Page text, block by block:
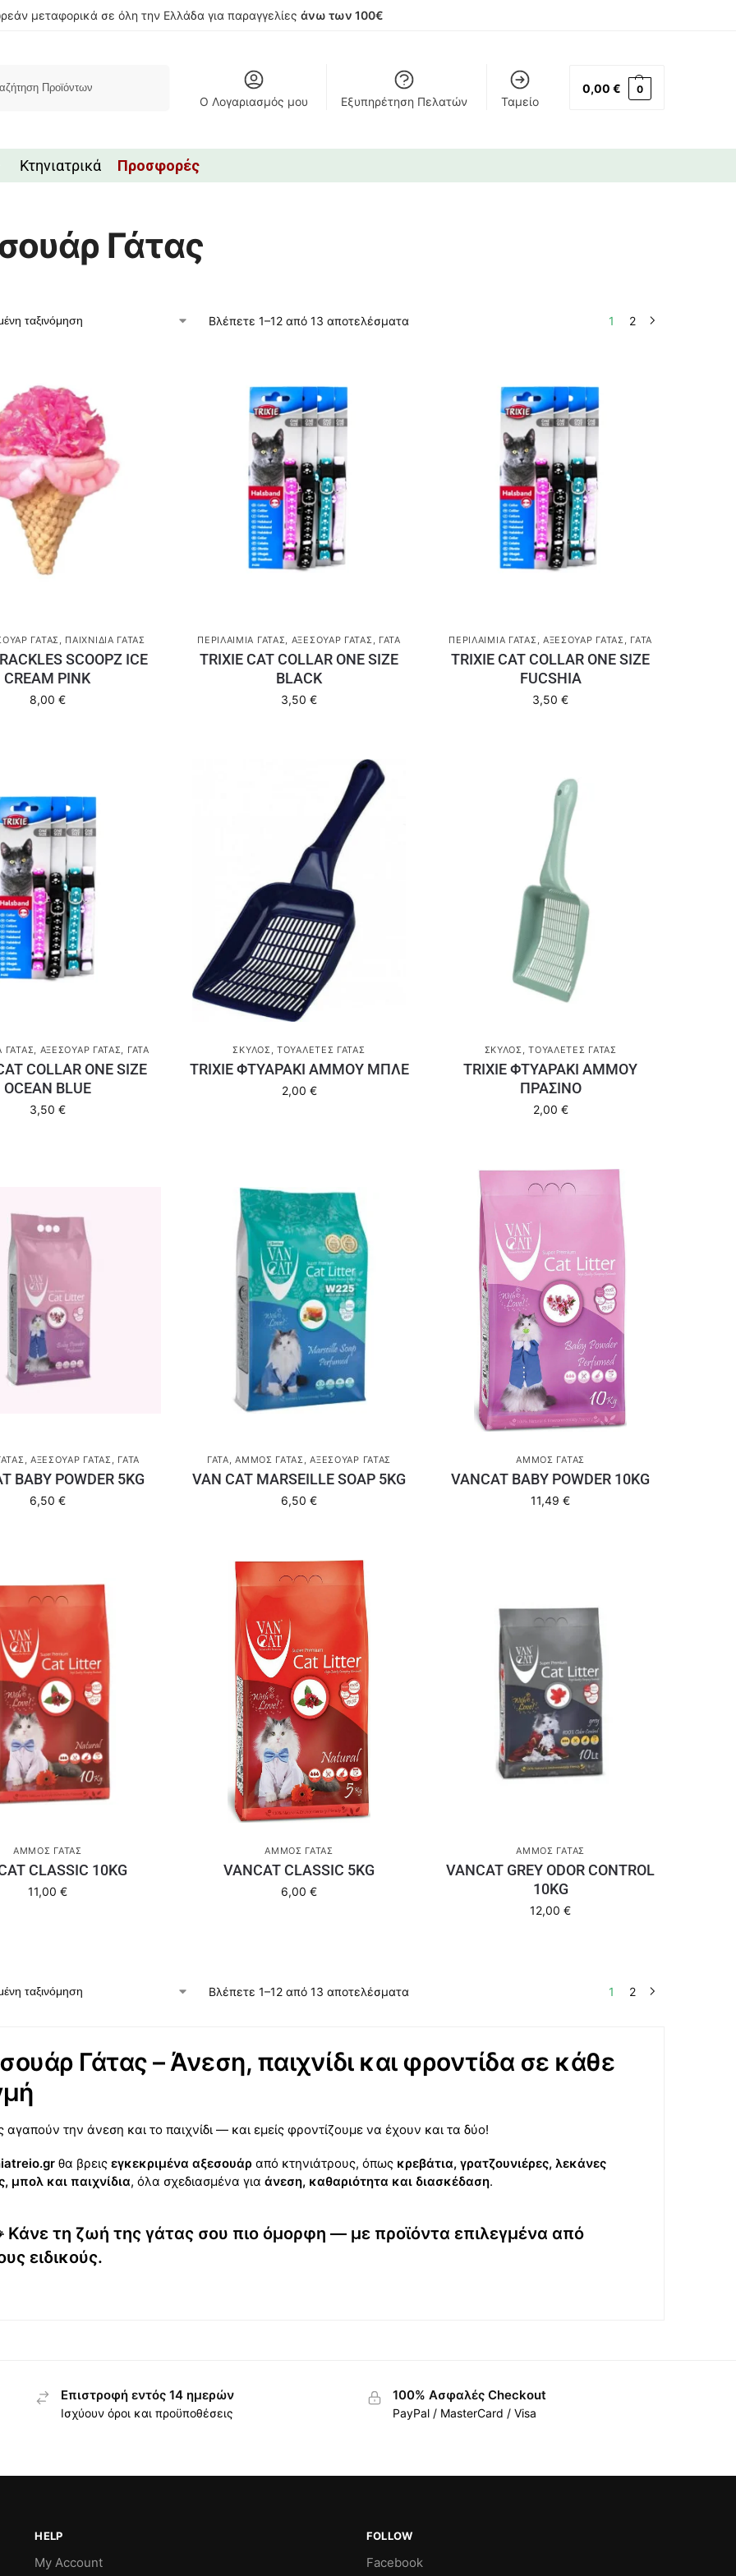
μεταφορικά σε όλη την Ελλάδα για παραγγελίες άνω των 100€
Ο Λογαριασμός μου Εξυπηρέτηση Πελατών Ταμείο
0,00 € 0
Κτηνιατρικά Προσφορές
Γάτας
Βλέπετε 1–12 από 13 αποτελέσματα 1 2
ΓΆΤΑΣ ΠΑΙΧΝΊΔΙΑ ΓΆΤΑΣ
SCOOPZ ICE
CREAM PINK
8,00 €
ΠΕΡΙΛΑΊΜΙΑ ΓΆΤΑΣ ΑΞΕΣΟΥΆΡ ΓΆΤΑΣ ΓΆΤΑ
TRIXIE CAT COLLAR ONE SIZE
BLACK
3,50 €
ΠΕΡΙΛΑΊΜΙΑ ΓΆΤΑΣ ΑΞΕΣΟΥΆΡ ΓΆΤΑΣ ΓΆΤΑ
TRIXIE CAT COLLAR ONE SIZE
FUCSHIA
3,50€
ΓΆΤΑΣ ΑΞΕΣΟΥΆΡ ΓΆΤΑΣ ΓΆΤΑ
COLLAR ONE SIZE
OCEAN BLUE
3,50 €
ΣΚΎΛΟΣ ,ΤΟΥΑΛΈΤΕΣ ΓΆΤΑΣ
TRIXIE ΦΤΥΑΡΑΚΙ ΑΜΜΟΥ ΜΠΛΕ
2,00 €
ΣΚΎΛΟΣ ,ΤΟΥΑΛΈΤΕΣ ΓΆΤΑΣ
TRIXIE ΦΤΥΑΡΑΚΙ ΑΜΜΟΥ
ΠΡΑΣΙΝΟ
2,00 €
ΑΞΕΣΟΥΆΡ ΓΆΤΑΣ ΓΆΤΑ
BABY POWDER 5KG
6,50 €
ΓΆΤΑ ,ΆΜΜΟΣ ΓΆΤΑΣ ,ΑΞΕΣΟΥΆΡ ΓΆΤΑΣ
VAN CAT MARSEILLE SOAP 5KG
6,50 €
ΆΜΜΟΣ ΓΆΤΑΣ
VANCAT BABY POWDER 10KG
11,49€
ΆΜΜΟΣ ΓΆΤΑΣ
CLASSIC 10KG
11,00 €
ΆΜΜΟΣ ΓΆΤΑΣ
VANCAT CLASSIC 5KG
6,00 €
ΆΜΜΟΣ ΓΆΤΑΣ
VANCAT GREY ODOR CONTROL
10KG
12,00€
Βλέπετε 1–12 από 13 αποτελέσματα 1 2
Γάτας – Άνεση, παιχνίδι και φροντίδα σε κάθε
αγαπούν την άνεση και το παιχνίδι — και εμείς φροντίζουμε να έχουν και τα δύο!
θα βρεις εγκεκριμένα αξεσουάρ από κτηνιάτρους, όπως κρεβάτια, γρατζουνιέρες, λεκάνες
μπολ και παιχνίδια, όλα σχεδιασμένα για άνεση, καθαριότητα και διασκέδαση.
Κάνε τη ζωή της γάτας σου πιο όμορφη — με προϊόντα επιλεγμένα από
ειδικούς.
Επιστροφή εντός 14 ημερών
Ισχύουν όροι και προϋποθέσεις
100% Ασφαλές Checkout
PayPal / MasterCard / Visa
HELP
My Account
FOLLOW
Facebook